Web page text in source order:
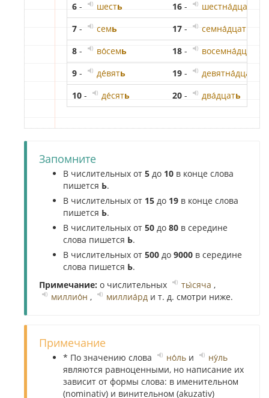
6 - шесть 16 - шестна́дцат
7 - семь 17 - семна́дцат
8 - во́семь 18 - восемна́дцат
ь
9 - де́вять 19 - девятна́дцат
ь
10 - де́сять 20 - два́дцать
Запомните
В числительных от 5 до 10 в конце слова
пишется Ь.
В числительных от 15 до 19 в конце слова
пишется Ь.
В числительных от 50 до 80 в середине
слова пишется Ь.
В числительных от 500 до 9000 в середине
слова пишется Ь.
Примечание: о числительных ты́сяча ,
миллио́н , миллиа́рд и т. д. смотри ниже.
Примечание
* По значению слова но́ль и
ну́ль
являются равноценными, но написание их
зависит от формы слова: в именительном
(nominativ) и винительном (akuzativ)